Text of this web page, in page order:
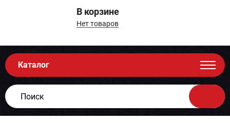
В корзине
Нет товаров
Каталог